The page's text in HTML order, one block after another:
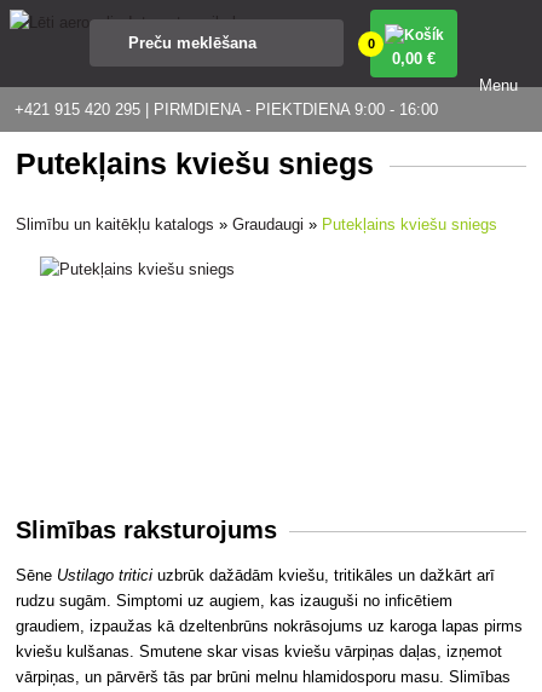
+421 915 420 295 | PIRMDIENA - PIEKTDIENA 9:00 - 16:00
0
0,00 €
Menu
Putekļains kviešu sniegs
Slimību un kaitēkļu katalogs »Graudaugi » Putekļains kviešu sniegs
Slimības raksturojums
Sēne Ustilago triticiuzbrūk dažādām kviešu, tritikāles un dažkārt arī
rudzu sugām. Simptomi uz augiem, kas izauguši no inficētiem
graudiem, izpaužas kā dzeltenbrūns nokrāsojums uz karoga lapas pirms
kviešu kulšanas. Smutene skar visas kviešu vārpiņas daļas, izņemot
vārpiņas, un pārvērš tās par brūni melnu hlamidosporu masu. Slimības